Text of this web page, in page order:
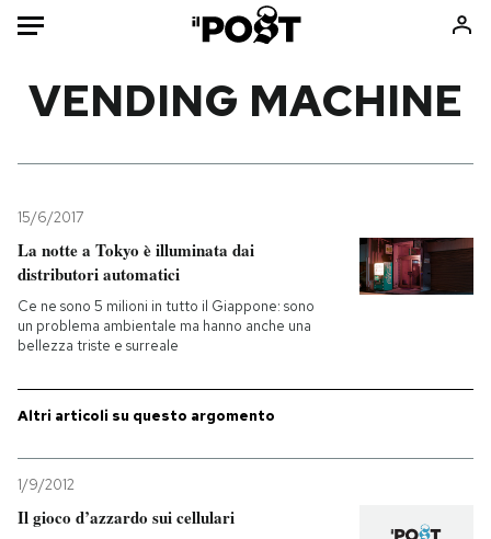
Mondo
Politica
Tecnologia
Internet
Scienza
Economia
Consumismi
Ok Boomer!
VENDING MACHINE
15/6/2017
La notte a Tokyo è illuminata dai
distributori automatici
Ce ne sono 5 milioni in tutto il Giappone: sono
un problema ambientale ma hanno anche una
bellezza triste e surreale
Altri articoli su questo argomento
1/9/2012
Il gioco d’azzardo sui cellulari